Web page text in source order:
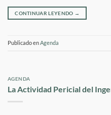
CONTINUAR LEYENDO →
Publicado enAgenda
AGENDA
La Actividad Pericial del